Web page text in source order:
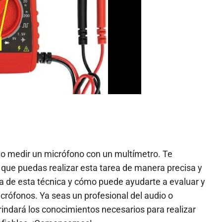
medir un micrófono con un multímetro. Te
puedas realizar esta tarea de manera precisa y
esta técnica y cómo puede ayudarte a evaluar y
Ya seas un profesional del audio o
los conocimientos necesarios para realizar